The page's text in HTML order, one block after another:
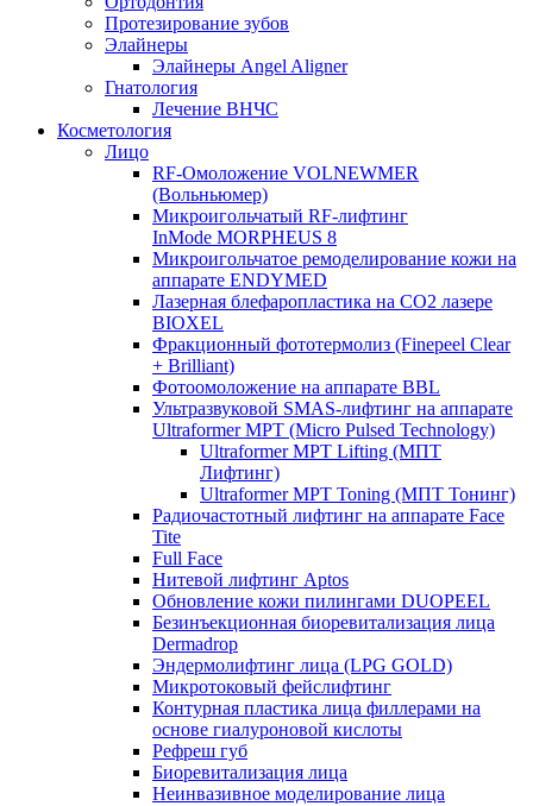
Протезирование зубов
Элайнеры
Элайнеры Angel Aligner
Гнатология
Лечение ВНЧС
Косметология
Лицо
RF-Омоложение VOLNEWMER
(Вольньюмер)
Микроигольчатый RF-лифтинг
InMode MORPHEUS 8
Микроигольчатое ремоделирование кожи на
аппарате ENDYMED
Лазерная блефаропластика на CO2 лазере
BIOXEL
Фракционный фототермолиз (Finepeel Clear
+ Brilliant)
Фотоомоложение на аппарате BBL
Ультразвуковой SMAS-лифтинг на аппарате
Ultraformer MPT (Micro Pulsed Technology)
Ultraformer MPT Lifting (МПТ
Лифтинг)
Ultraformer MPT Toning (МПТ Тонинг)
Радиочастотный лифтинг на аппарате Face
Tite
Full Face
Нитевой лифтинг Aptos
Обновление кожи пилингами DUOPEEL
Безинъекционная биоревитализация лица
Dermadrop
Эндермолифтинг лица (LPG GOLD)
Микротоковый фейслифтинг
Контурная пластика лица филлерами на
основе гиалуроновой кислоты
Рефреш губ
Биоревитализация лица
Неинвазивное моделирование лица